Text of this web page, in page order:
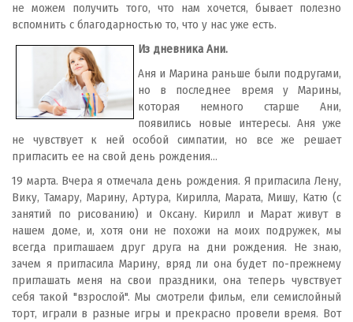
не можем получить того, что нам хочется, бывает полезно
вспомнить с благодарностью то, что у нас уже есть.
Из дневника Ани.
Аня и Марина раньше были подругами,
но в последнее время у Марины,
которая немного старше Ани,
появились новые интересы. Аня уже
не чувствует к ней особой симпатии, но все же решает
пригласить ее на свой день рождения...
19 марта. Вчера я отмечала день рождения. Я пригласила Лену,
Вику, Тамару, Марину, Артура, Кирилла, Марата, Мишу, Катю (с
занятий по рисованию) и Оксану. Кирилл и Марат живут в
нашем доме, и, хотя они не похожи на моих подружек, мы
всегда приглашаем друг друга на дни рождения. Не знаю,
зачем я пригласила Марину, вряд ли она будет по-прежнему
приглашать меня на свои праздники, она теперь чувствует
себя такой "взрослой". Мы смотрели фильм, ели семислойный
торт, играли в разные игры и прекрасно провели время. Вот